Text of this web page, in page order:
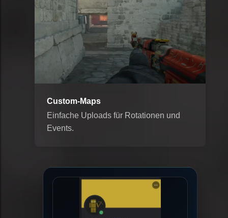
Custom-Maps
Einfache Uploads für Rotationen und
Events.